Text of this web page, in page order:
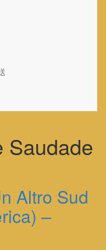
Saudade
Altro Sud
–